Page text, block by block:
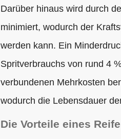
Darüber hinaus wird durch
minimiert, wodurch der
werden kann. Ein
Spritverbrauchs von rund 4
verbundenen Mehrkosten
wodurch die Lebensdauer
Die Vorteile eines